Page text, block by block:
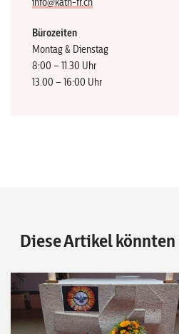
Bürozeiten
Montag & Dienstag
8:00 – 11.30 Uhr
13.00 – 16:00 Uhr
Diese Artikel